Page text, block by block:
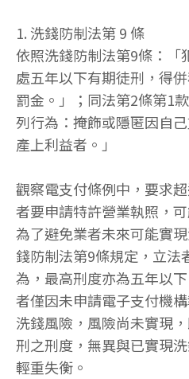
1. 洗錢防制法第 9 條
依照洗錢防制法第9條：「
處五年以下有期徒刑，得
罰金。」；同法第2條第1
列行為：掩飾或隱匿因自
產上利益者。」
觀察電支付條例中，要求
者要申請特許營業執照，
為了避免業者未來可能實
錢防制法第9條規定，立法
為，最高刑度亦為五年以
者僅因未申請電子支付機
洗錢風險，風險尚未實現
刑之刑度，無異與已實現
輕重失衡。